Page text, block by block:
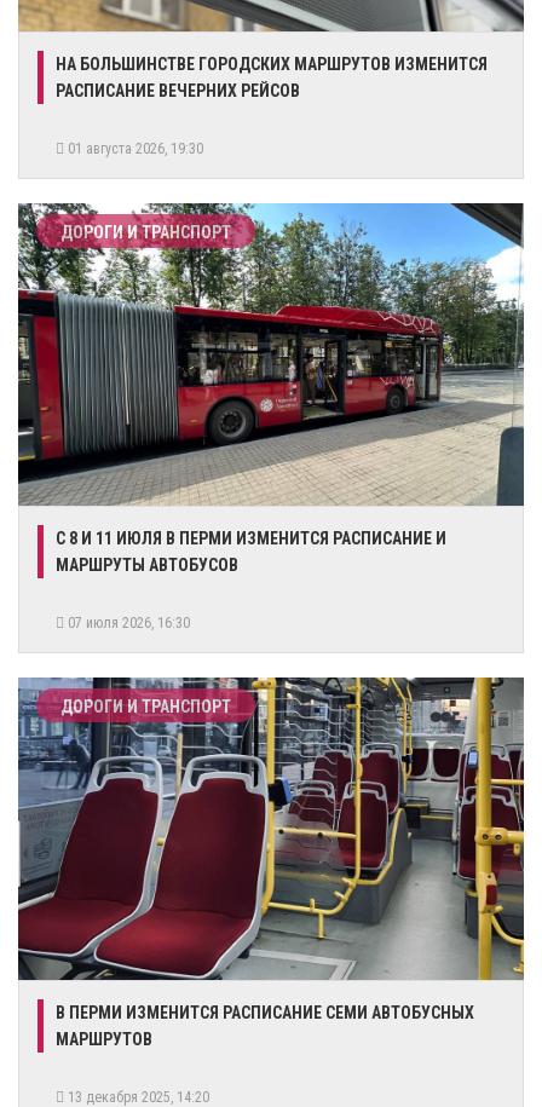
НА БОЛЬШИНСТВЕ ГОРОДСКИХ МАРШРУТОВ ИЗМЕНИТСЯ
РАСПИСАНИЕ ВЕЧЕРНИХ РЕЙСОВ
01 августа 2026, 19:30
ДОРОГИ И ТРАНСПОРТ
С 8 И 11 ИЮЛЯ В ПЕРМИ ИЗМЕНИТСЯ РАСПИСАНИЕ И
МАРШРУТЫ АВТОБУСОВ
07 июля 2026, 16:30
ДОРОГИ И ТРАНСПОРТ
В ПЕРМИ ИЗМЕНИТСЯ РАСПИСАНИЕ СЕМИ АВТОБУСНЫХ
МАРШРУТОВ
13 декабря 2025, 14:20